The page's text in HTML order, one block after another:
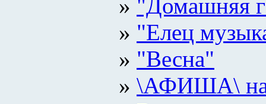
"Домашняя
"Елец
"Весна"
\АФИША\ на